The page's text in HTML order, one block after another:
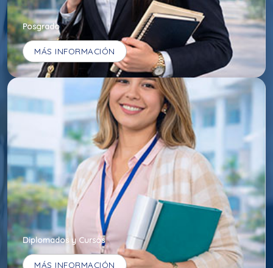
Posgrado
MÁS INFORMACIÓN
Diplomados y Cursos
MÁS INFORMACIÓN